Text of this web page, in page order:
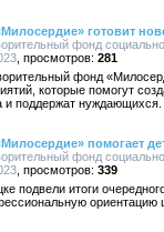
готовит
фонд
281
фонд
которые помогут
и поддержат нуждающихся.
помогает
фонд
339
подвели итоги
ориентацию